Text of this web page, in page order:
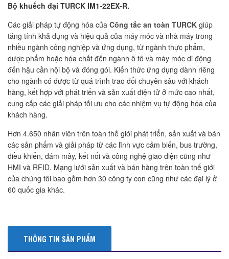
Bộ khuếch đại TURCK IM1-22EX-R.
Các giải pháp tự động hóa của Công tắc an toàn TURCK giúp
tăng tính khả dụng và hiệu quả của máy móc và nhà máy trong
nhiều ngành công nghiệp và ứng dụng, từ ngành thực phẩm,
dược phẩm hoặc hóa chất đến ngành ô tô và máy móc di động
đến hậu cần nội bộ và đóng gói. Kiến thức ứng dụng dành riêng
cho ngành có được từ quá trình trao đổi chuyên sâu với khách
hàng, kết hợp với phát triển và sản xuất điện tử ở mức cao nhất,
cung cấp các giải pháp tối ưu cho các nhiệm vụ tự động hóa của
khách hàng.
Hơn 4.650 nhân viên trên toàn thế giới phát triển, sản xuất và bán
các sản phẩm và giải pháp từ các lĩnh vực cảm biến, bus trường,
điều khiển, đám mây, kết nối và công nghệ giao diện cũng như
HMI và RFID. Mạng lưới sản xuất và bán hàng trên toàn thế giới
của chúng tôi bao gồm hơn 30 công ty con cũng như các đại lý ở
60 quốc gia khác.
THÔNG TIN SẢN PHẨM